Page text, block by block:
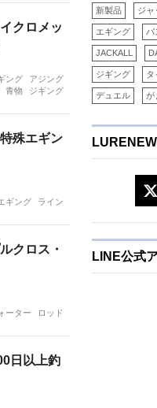
クロメッ
ング
アジング
青物 ジギング
殊エギン
ギング ライン
クロス・
ーター ロッド
日以上釣
新製品 ジャ
エギング バ
JACKALL
ジギング タ
デュエル が
LINE公式